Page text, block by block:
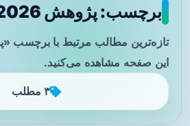
برچسب: پژوهش 2026 - صفحه 1
این صفحه مشاهده می‌کنید.
۳ مطلب